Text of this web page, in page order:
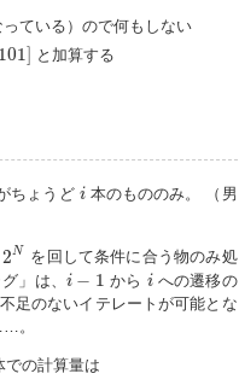
ている）ので何もしない
] と加算する
ちょうど i本のもののみ。 （男
2N
N
を回して条件に合う物のみ処
」は、i − 1
i− から iへの遷移の
足のないイテレートが可能とな
。
での計算量は